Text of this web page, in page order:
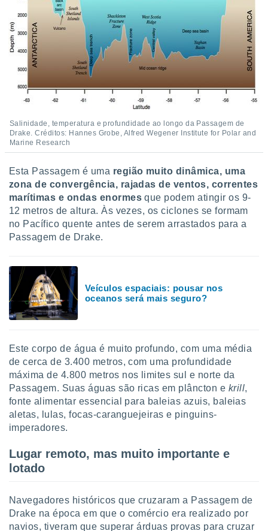
Salinidade, temperatura e profundidade ao longo da Passagem de
Drake. Créditos: Hannes Grobe, Alfred Wegener Institute for Polar and
Marine Research
Esta Passagem é uma região muito dinâmica, uma
zona de convergência, rajadas de ventos, correntes
marítimas e ondas enormes que podem atingir os 9-
12 metros de altura. Às vezes, os ciclones se formam
no Pacífico quente antes de serem arrastados para a
Passagem de Drake.
Veículos espaciais: pousar nos
oceanos será mais seguro?
Este corpo de água é muito profundo, com uma média
de cerca de 3.400 metros, com uma profundidade
máxima de 4.800 metros nos limites sul e norte da
Passagem. Suas águas são ricas em plâncton e krill,
fonte alimentar essencial para baleias azuis, baleias
aletas, lulas, focas-caranguejeiras e pinguins-
imperadores.
Lugar remoto, mas muito importante e
lotado
Navegadores históricos que cruzaram a Passagem de
Drake na época em que o comércio era realizado por
navios, tiveram que superar árduas provas para cruzar